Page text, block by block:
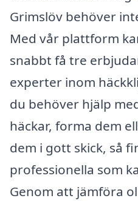
Grimslöv behöver
Med vår plattform
snabbt få tre
experter inom
du behöver hjälp
häckar, forma dem
dem i gott skick, så
professionella som
Genom att jämföra